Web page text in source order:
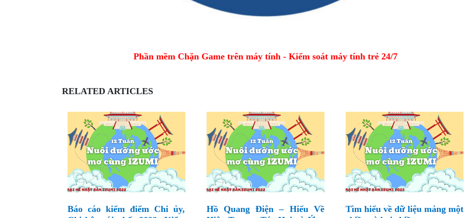
Phần mềm Chặn Game trên máy tính - Kiểm soát máy tính trẻ 24/7
RELATED ARTICLES
Báo cáo kiểm điểm Chi ủy,
Hồ Quang Điện – Hiểu Về
Tìm hiểu về dữ liệu mảng một